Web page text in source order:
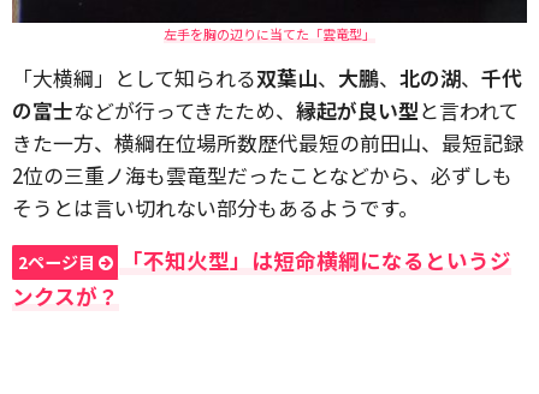
左手を胸の辺りに当てた「雲竜型」
「大横綱」として知られる双葉山、 大鵬、 北の湖、 千代
の富士などが行ってきたため、 縁起が良い型と言われて
きた一方、横綱在位場所数歴代最短の前田山、最短記録
2位の三重ノ海も雲竜型だったことなどから、必ずしも
そうとは言い切れない部分もあるようです。
2ページ目
「不知火型」は短命横綱になるというジ
ンクスが？